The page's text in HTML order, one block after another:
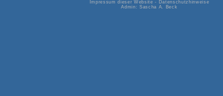
Impressum dieser Website - Datenschutzhinweise
Admin:Sascha A. Beck